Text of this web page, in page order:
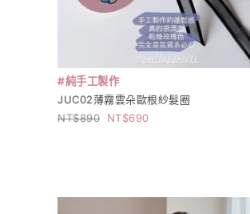
#純手工製作
JUC02薄霧雲朵歐根紗髮圈
890
690